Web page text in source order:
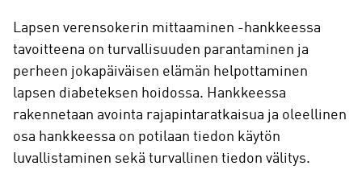
Lapsen verensokerin mittaaminen -hankkeessa
tavoitteena on turvallisuuden parantaminen ja
perheen jokapäiväisen elämän helpottaminen
lapsen diabeteksen hoidossa. Hankkeessa
rakennetaan avointa rajapintaratkaisua ja oleellinen
osa hankkeessa on potilaan tiedon käytön
luvallistaminen sekä turvallinen tiedon välitys.